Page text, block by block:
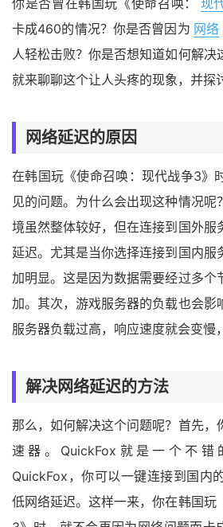
你是否曾在韩国玩《使命召唤： 现
卡成460的情况？你是否曾因为 网络
人轻松击败？你是否想知道如何解决
就来聊聊这个让人头疼的现象，并探
网络延迟的原因
在韩国玩《使命召唤：现代战争3》
见的问题。为什么会出现这种情况呢
境虽然整体较好，但在连接到国外服
延迟。尤其是当你选择连接到国内服
加明显。这是因为数据需要经过多个
加。其次，游戏服务器的负载也会影
服务器负载过高，响应速度就会变慢
解决网络延迟的方法
那么，如何解决这个问题呢？首先，
速器。QuickFox就是一个不错
QuickFox，你可以一键连接到国内
低网络延迟。这样一来，你在韩国玩